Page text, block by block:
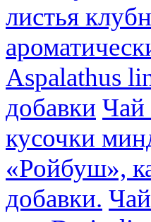
листья
Aspalathus
добавки Чай
кусочки
«Ройбуш»,
добавки.